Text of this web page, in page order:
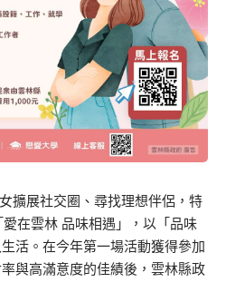
擴展社交圈、尋找理想伴侶，特
愛在雲林 品味相遇」，以「品味
活。在今年第一場活動獲得參加
與高滿意度的佳績後，雲林縣政